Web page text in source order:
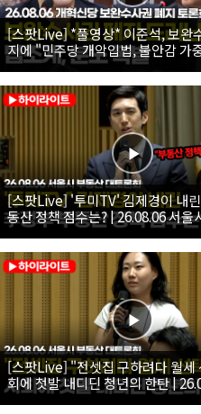
[스팟Live] *풀영상* 이준석, 보완
지에 "민주당 개악입법, 불안감 가
26.08.06 개혁신당 보완수사권 폐지
[스팟Live] '투미TV' 김제경이 내
동산 정책 점수는? | 26.08.06 서울
대토론회
[스팟Live] "전셋집 구하려다 월세
회에 첫발 내디딘 청년의 한탄 |
시 부동산 대토론회